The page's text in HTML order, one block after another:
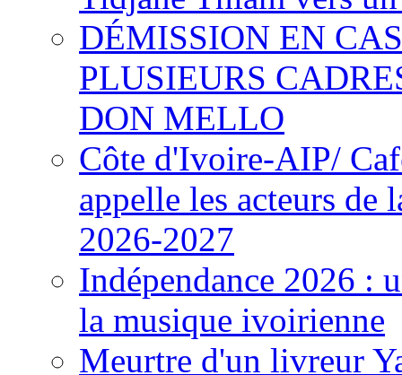
DÉMISSION EN
PLUSIEURS
DON MELLO
Côte d'Ivoire-AIP/
appelle les acteurs de
2026-2027
Indépendance 2026 :
la musique ivoirienne
Meurtre d'un livreur